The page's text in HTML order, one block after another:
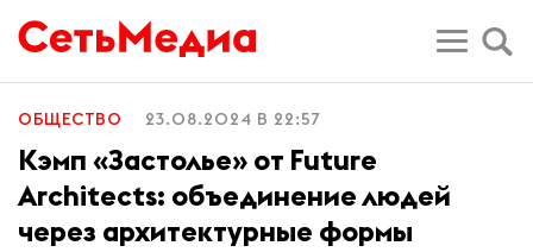
ОБЩЕСТВО 23.08.2024 В 22:57
Кэмп «Застолье» от Future
Architects: объединение людей
через архитектурные формы